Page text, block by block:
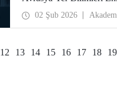
yaklaşımı ve yenilikçi
araştırmalarından
02 Şub 2026
12 13 14 15 16 17 18 19